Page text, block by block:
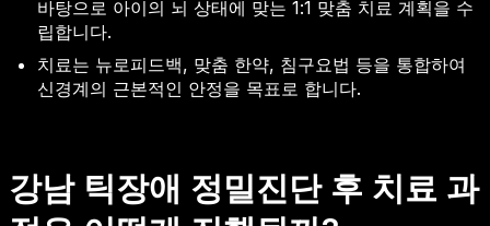
바탕으로 아이의 뇌 상태에 맞는 1:1 맞춤 치료 계획을 수
립합니다.
치료는 뉴로피드백, 맞춤 한약, 침구요법 등을 통합하여
신경계의 근본적인 안정을 목표로 합니다.
강남 틱장애 정밀진단 후 치료 과